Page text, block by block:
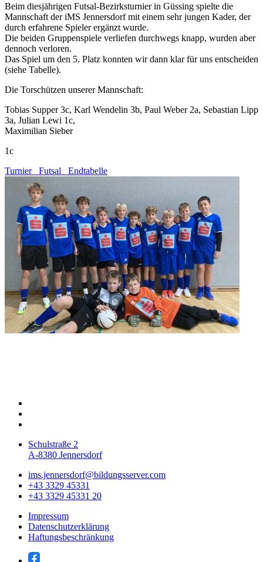
Beim diesjährigen Futsal-Bezirksturnier in Güssing spielte die
Mannschaft der iMS Jennersdorf mit einem sehr jungen Kader, der
durch erfahrene Spieler ergänzt wurde.
Die beiden Gruppenspiele verliefen durchwegs knapp, wurden aber
dennoch verloren.
Das Spiel um den 5. Platz konnten wir dann klar für uns entscheiden
(siehe Tabelle).
Die Torschützen unserer Mannschaft:
Tobias Supper 3c, Karl Wendelin 3b, Paul Weber 2a, Sebastian Lipp
3a, Julian Lewi 1c,
Maximilian Sieber
1c
Turnier_ Futsal_ Endtabelle
Schulstraße 2
A-8380 Jennersdorf
ims.jennersdorf@bildungsserver.com
+43 3329 45331
+43 3329 45331 20
Impressum
Datenschutzerklärung
Haftungsbeschränkung